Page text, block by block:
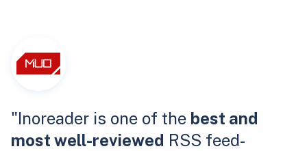
"Inoreader is one of the best and
most well-reviewed RSS feed-